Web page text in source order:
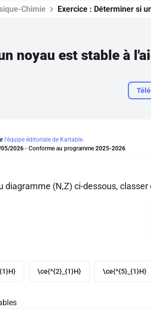
Chimie Exercice : Déterminer si
noyau est stable à
l'équipe éditoriale de Kartable.
2026 - Conforme au programme 2025-2026
diagramme (N,Z) ci-dessous,
\ce{^{2}_{1}H} \ce{^{5}_{1}H}